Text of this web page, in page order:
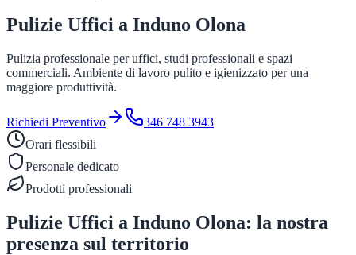
Pulizie Uffici a Induno Olona
Pulizia professionale per uffici, studi professionali e spazi
commerciali. Ambiente di lavoro pulito e igienizzato per una
maggiore produttività.
Richiedi Preventivo
346 748 3943
Orari flessibili
Personale dedicato
Prodotti professionali
Pulizie Uffici a Induno Olona: la nostra
presenza sul territorio